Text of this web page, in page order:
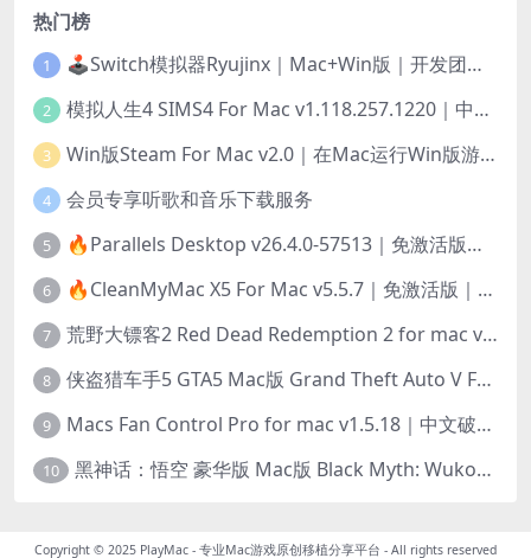
热门榜
1 🕹️Switch模拟器Ryujinx｜Mac+Win版｜开发团队已解散此乃最后的绝唱版本
2 模拟人生4 SIMS4 For Mac v1.118.257.1220｜中文原生版｜无限金币｜全100DLC
3 Win版Steam For Mac v2.0｜在Mac运行Win版游戏！｜升级GPTK4.0支持！
4 会员专享听歌和音乐下载服务
5 🔥Parallels Desktop v26.4.0-57513｜免激活版｜在Mac上安装Windows/Linux等系统[赠Windows激活]
6 🔥CleanMyMac X5 For Mac v5.5.7｜免激活版｜macOS系统优化/清理神器
7 荒野大镖客2 Red Dead Redemption 2 for mac v1436.28｜中文移植版｜最好玩的开放世界游戏
8 侠盗猎车手5 GTA5 Mac版 Grand Theft Auto V For Mac｜中文破解版
9 Macs Fan Control Pro for mac v1.5.18｜中文破解版｜风扇监控与控制工具
10 黑神话：悟空 豪华版 Mac版 Black Myth: Wukong For Mac v1.0.21.23831｜国语中文移植版｜仅限终身VIP交流学习｜含Mac+Win版
Copyright © 2025 PlayMac - 专业Mac游戏原创移植分享平台 - All rights reserved